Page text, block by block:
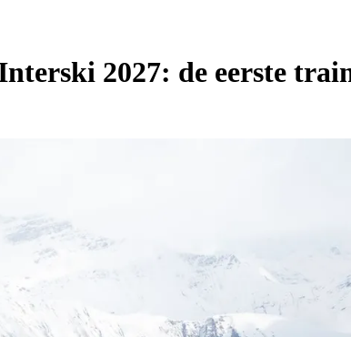
2027: de eerste